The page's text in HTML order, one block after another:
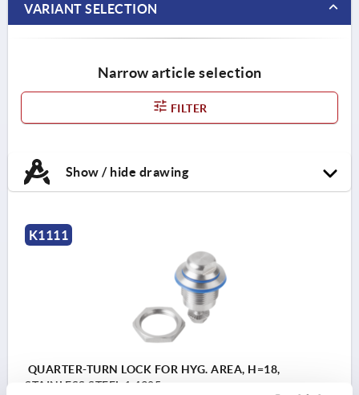
VARIANT SELECTION
Narrow article selection
FILTER
Show / hide drawing
K1111
QUARTER-TURN LOCK FOR HYG. AREA, H=18,
STAINLESS STEEL 1.4305